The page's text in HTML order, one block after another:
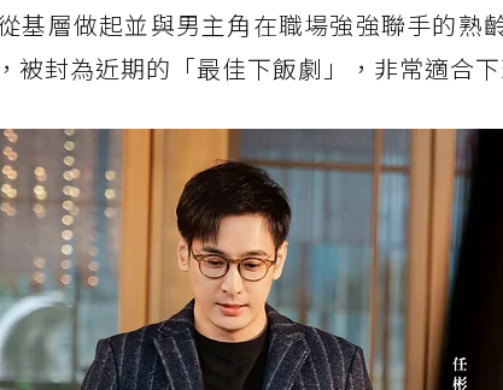
基層做起並與男主角在職場強強聯手的熟
被封為近期的「最佳下飯劇」，非常適合下